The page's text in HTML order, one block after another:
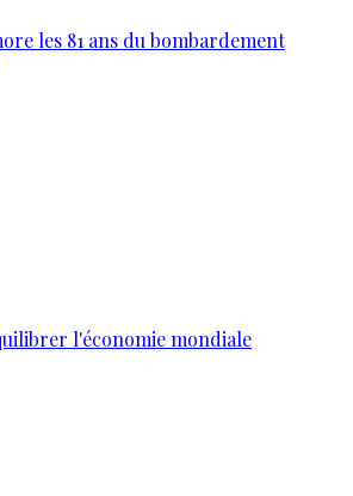
les 81 ans du bombardement
l'économie mondiale